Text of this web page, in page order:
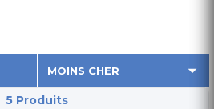
5 Produits